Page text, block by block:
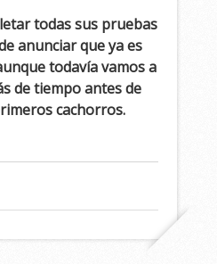
todas sus pruebas
anunciar que ya es
todavía vamos a
de tiempo antes de
cachorros.